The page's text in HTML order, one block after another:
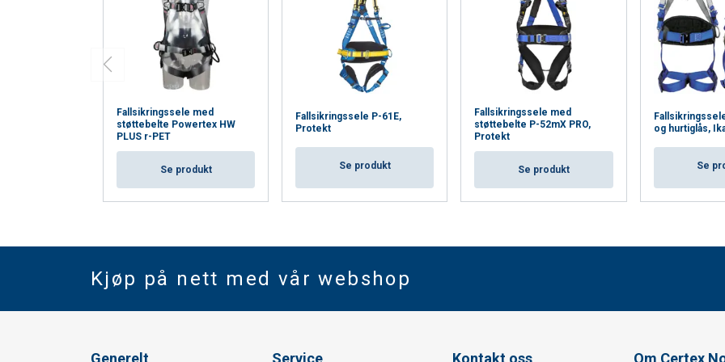
Fallsikringssele med
støttebelte Powertex HW
PLUS r-PET
Se produkt
Fallsikringssele P-61E,
Protekt
Se produkt
Fallsikringssele med
støttebelte P-52mX PRO,
Protekt
Se produkt
og hurtiglås,
Se
Kjøp på nett med vår webshop